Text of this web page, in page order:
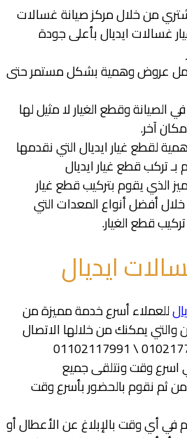
من خلال مركز صيانة غسالات
غسالات ايديال بأعلى جودة
عروض وهمية بشكل مستمر حتى
الصيانة وقطع الغيار لا مثيل لها
آخر.
لقطع غيار ايديال التي نقدمها
تركب قطع غيار ايديال
الذي يقوم بتركيب قطع غيار
أفضل أنواع المعدات التي
قطع الغيار.
ايديال
للعملاء أسرع خدمة مميزة من
يمكنك من خلالها الاتصال
وقت ونتلقى جميع
ثم نقوم بالحضور بأسرع وقت
في أي وقت بالإبلاغ عن الأعطال أو